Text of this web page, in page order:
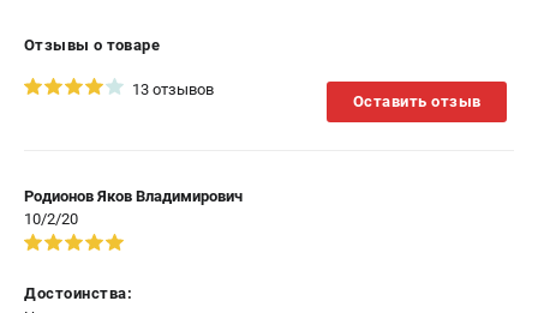
Отзывы о товаре
13 отзывов
Оставить отзыв
Родионов Яков Владимирович
10/2/20
Достоинства: